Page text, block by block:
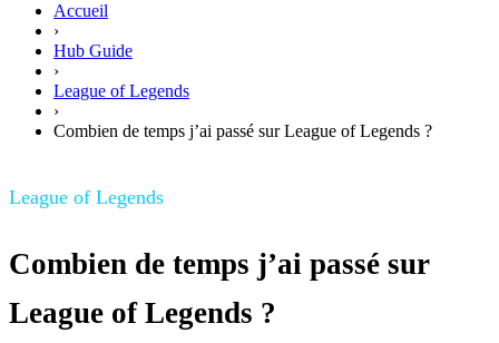
Accueil
›
Hub Guide
›
League of Legends
›
Combien de temps j’ai passé sur League of Legends ?
League of Legends
Combien de temps j’ai passé sur
League of Legends ?